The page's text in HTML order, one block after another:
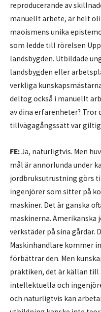
reproducerande av
manuellt arbete, är helt
maoismens unika
som ledde till rörelsen
landsbygden. Utbildade
landsbygden eller
verkliga
deltog också i manuellt
av dina erfarenheter? Tror
tillvägagångssätt var
FE:Ja, naturligtvis. Men
mål är annorlunda under
jordbruksutrustning görs
ingenjörer som sitter på
maskiner. Det är ganska
maskinerna.
verkstäder på sina gårdar.
Maskinhandlare kommer
förbättrar den. Men
praktiken, det är källan till
intellektuella och
och naturligtvis kan